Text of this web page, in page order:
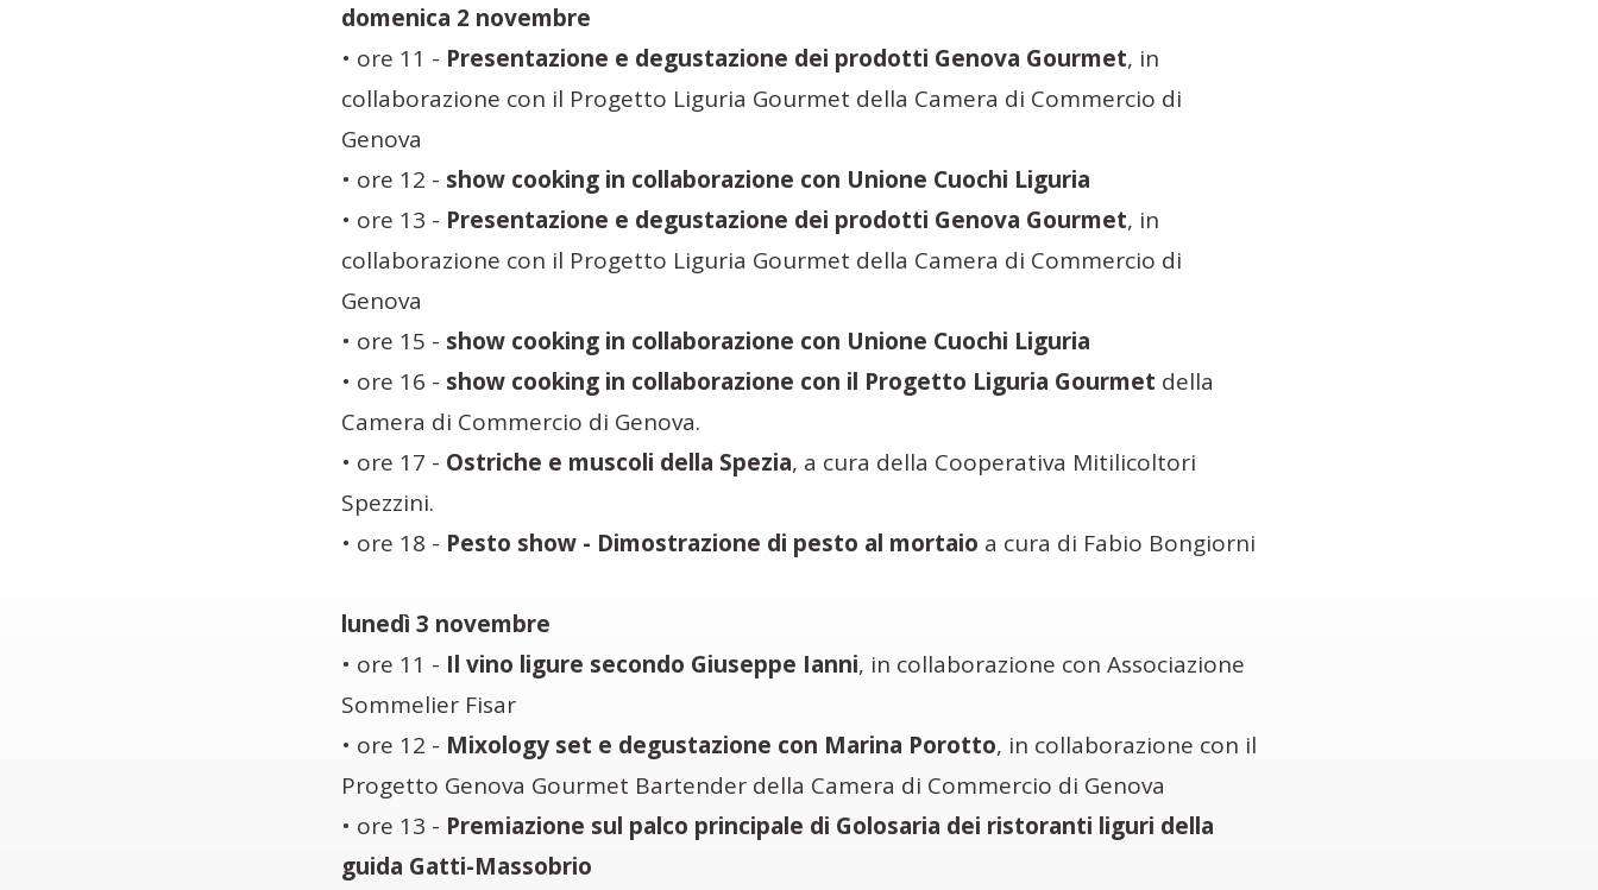
domenica 2 novembre
• ore 11 - Presentazione e degustazione dei prodotti Genova Gourmet, in
collaborazione con il Progetto Liguria Gourmet della Camera di Commercio di
Genova
• ore 12 - show cooking in collaborazione con Unione Cuochi Liguria
• ore 13 - Presentazione e degustazione dei prodotti Genova Gourmet, in
collaborazione con il Progetto Liguria Gourmet della Camera di Commercio di
Genova
• ore 15 - show cooking in collaborazione con Unione Cuochi Liguria
• ore 16 - show cooking in collaborazione con il Progetto Liguria Gourmet della
Camera di Commercio di Genova.
• ore 17 - Ostriche e muscoli della Spezia, a cura della Cooperativa Mitilicoltori
Spezzini.
• ore 18 - Pesto show - Dimostrazione di pesto al mortaio a cura di Fabio Bongiorni
lunedì 3 novembre
• ore 11 - Il vino ligure secondo Giuseppe Ianni, in collaborazione con Associazione
Sommelier Fisar
• ore 12 - Mixology set e degustazione con Marina Porotto, in collaborazione con il
Progetto Genova Gourmet Bartender della Camera di Commercio di Genova
• ore 13 - Premiazione sul palco principale di Golosaria dei ristoranti liguri della
guida Gatti-Massobrio